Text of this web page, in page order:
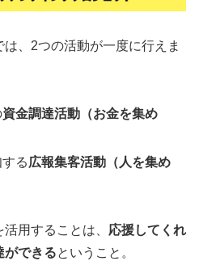
、2つの活動が一度に行えま
資金調達活動（お金を集め
る広報集客活動（人を集め
用することは、 応援してくれ
ができるということ。